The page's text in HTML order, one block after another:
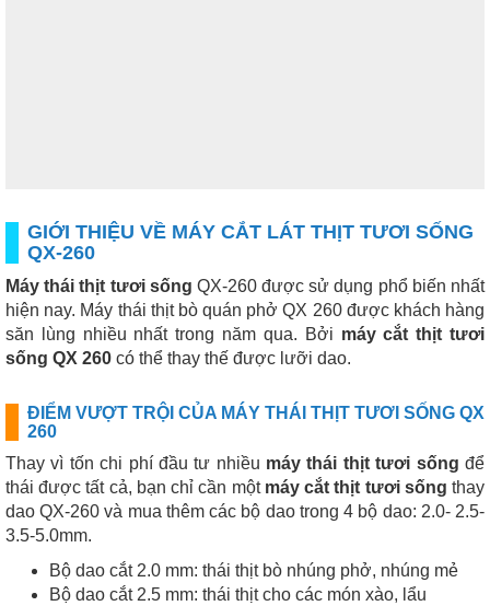
GIỚI THIỆU VỀ MÁY CẮT LÁT THỊT TƯƠI SỐNG
QX-260
Máy thái thịt tươi sống QX-260 được sử dụng phổ biến nhất
hiện nay. Máy thái thịt bò quán phở QX 260 được khách hàng
săn lùng nhiều nhất trong năm qua. Bởi máy cắt thịt tươi
sống QX 260 có thể thay thế được lưỡi dao.
ĐIỂM VƯỢT TRỘI CỦA MÁY THÁI THỊT TƯƠI SỐNG QX
260
Thay vì tốn chi phí đầu tư nhiều máy thái thịt tươi sống để
thái được tất cả, bạn chỉ cần một máy cắt thịt tươi sống thay
dao QX-260 và mua thêm các bộ dao trong 4 bộ dao: 2.0- 2.5-
3.5-5.0mm.
Bộ dao cắt 2.0 mm: thái thịt bò nhúng phở, nhúng mẻ
Bộ dao cắt 2.5 mm: thái thịt cho các món xào, lẩu